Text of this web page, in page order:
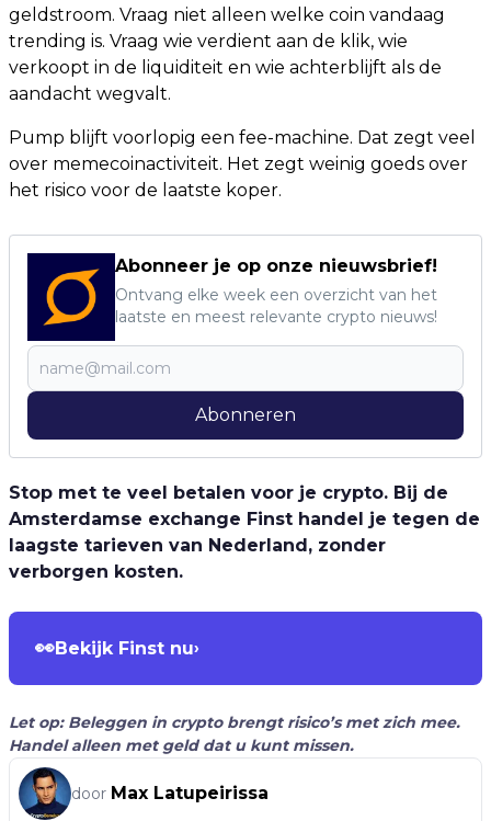
geldstroom. Vraag niet alleen welke coin vandaag
trending is. Vraag wie verdient aan de klik, wie
verkoopt in de liquiditeit en wie achterblijft als de
aandacht wegvalt.
Pump blijft voorlopig een fee-machine. Dat zegt veel
over memecoinactiviteit. Het zegt weinig goeds over
het risico voor de laatste koper.
Abonneer je op onze nieuwsbrief!
Ontvang elke week een overzicht van het
laatste en meest relevante crypto nieuws!
Abonneren
Stop met te veel betalen voor je crypto. Bij de
Amsterdamse exchange Finst handel je tegen de
laagste tarieven van Nederland, zonder
verborgen kosten.
👀Bekijk Finst nu›
Let op: Beleggen in crypto brengt risico’s met zich mee.
Handel alleen met geld dat u kunt missen.
door Max Latupeirissa